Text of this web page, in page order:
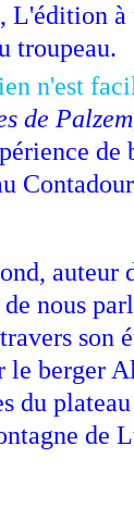
, L'édition à
troupeau.
n'est
de
de
auteur
nous
son
le berger
du
de